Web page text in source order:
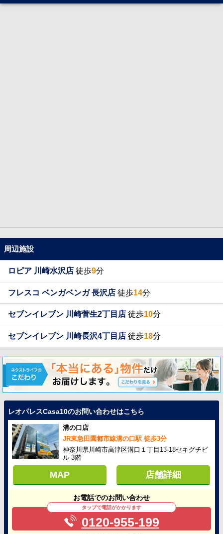
周辺施設
ロピア 川崎水沢店 徒歩9分
フレスコ ベンガベンガ 長沢店 徒歩14分
セブンイレブン 川崎菅生2丁目店 徒歩10分
セブンイレブン 川崎長沢4丁目店 徒歩18分
レオパレスCasa10のお問い合わせはこちら
溝の口店
JR東急田園都市線溝の口駅 徒歩3分
神奈川県川崎市高津区溝口１丁目13-18セキグチビ
ル 3階
MAP 店舗詳細
お電話でのお問い合わせ
タップで電話がかかります
0120-955-199